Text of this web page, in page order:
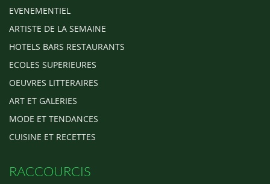
EVENEMENTIEL
ARTISTE DE LA SEMAINE
HOTELS BARS RESTAURANTS
ECOLES SUPERIEURES
OEUVRES LITTERAIRES
ART ET GALERIES
MODE ET TENDANCES
CUISINE ET RECETTES
RACCOURCIS